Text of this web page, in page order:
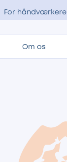
For håndværkere
Om os